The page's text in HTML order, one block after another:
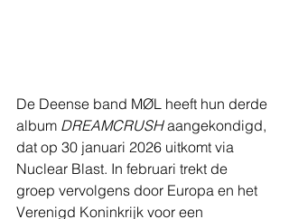
De Deense band MØL heeft hun derde
album DREAMCRUSH aangekondigd,
dat op 30 januari 2026 uitkomt via
Nuclear Blast. In februari trekt de
groep vervolgens door Europa en het
Verenigd Koninkrijk voor een